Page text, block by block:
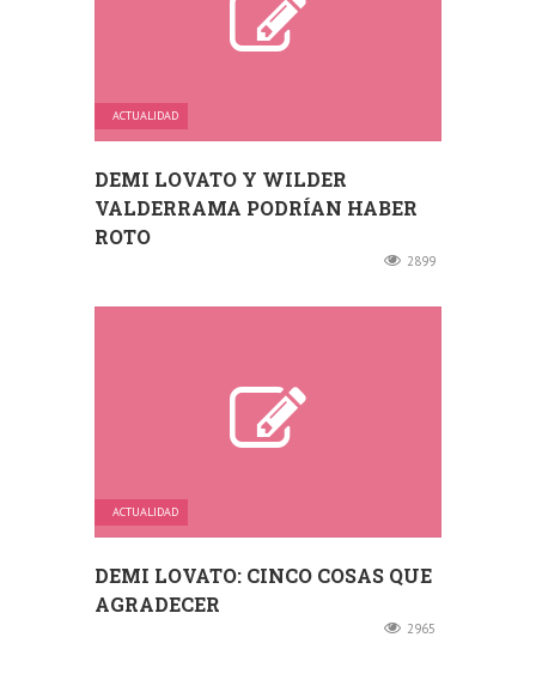
ACTUALIDAD
DEMI LOVATO Y WILDER
VALDERRAMA PODRÍAN HABER
ROTO
2899
ACTUALIDAD
DEMI LOVATO: CINCO COSAS QUE
AGRADECER
2965